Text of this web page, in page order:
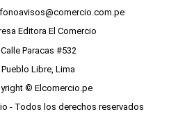
Editora El Comercio
Calle Paracas #532
Pueblo Libre, Lima
© Elcomercio.pe
- Todos los derechos reservados